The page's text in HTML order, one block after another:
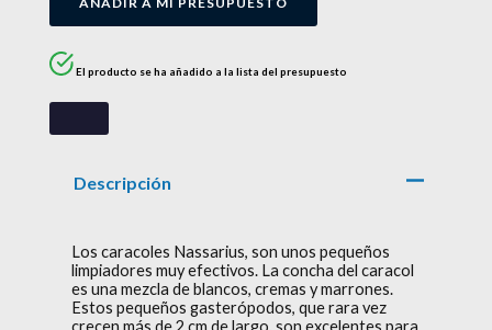
El producto se ha añadido a la lista del presupuesto
Descripción
Los caracoles Nassarius, son unos pequeños
limpiadores muy efectivos. La concha del caracol
es una mezcla de blancos, cremas y marrones.
Estos pequeños gasterópodos, que rara vez
crecen más de 2 cm de largo, son excelentes para